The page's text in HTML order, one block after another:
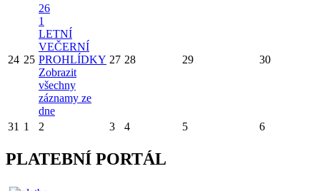
24 25
26
1
LETNÍ
VEČERNÍ
PROHLÍDKY
Zobrazit
všechny
záznamy ze
dne
27 28 29 30
31 1 2 3 4 5 6
PLATEBNÍ PORTÁL